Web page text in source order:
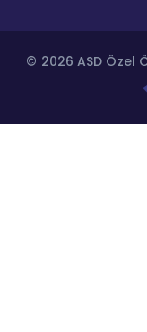
© 2026 ASD Özel